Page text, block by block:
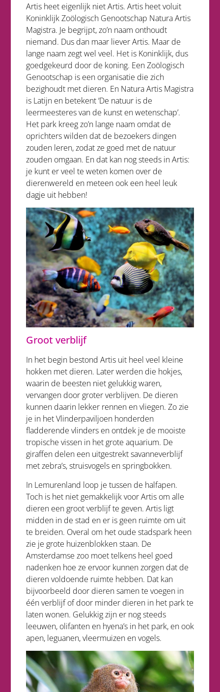
Artis heet eigenlijk niet Artis. Artis heet voluit
Koninklijk Zoölogisch Genootschap Natura Artis
Magistra. Je begrijpt, zo’n naam onthoudt
niemand. Dus dan maar liever Artis. Maar de
lange naam zegt wel veel. Het is Koninklijk, dus
goedgekeurd door de koning. Een Zoölogisch
Genootschap is een organisatie die zich
bezighoudt met dieren. En Natura Artis Magistra
is Latijn en betekent ‘De natuur is de
leermeesteres van de kunst en wetenschap’.
Het park kreeg zo’n lange naam omdat de
oprichters wilden dat de bezoekers dingen
zouden leren, zodat ze goed met de natuur
zouden omgaan. En dat kan nog steeds in Artis:
je kunt er veel te weten komen over de
dierenwereld en meteen ook een heel leuk
dagje uit hebben!
Groot verblijf
In het begin bestond Artis uit heel veel kleine
hokken met dieren. Later werden die hokjes,
waarin de beesten niet gelukkig waren,
vervangen door groter verblijven. De dieren
kunnen daarin lekker rennen en vliegen. Zo zie
je in het Vlinderpaviljoen honderden
fladderende vlinders en ontdek je de mooiste
tropische vissen in het grote aquarium. De
giraffen delen een uitgestrekt savanneverblijf
met zebra’s, struisvogels en springbokken.
In Lemurenland loop je tussen de halfapen.
Toch is het niet gemakkelijk voor Artis om alle
dieren een groot verblijf te geven. Artis ligt
midden in de stad en er is geen ruimte om uit
te breiden. Overal om het oude stadspark heen
zie je grote huizenblokken staan. De
Amsterdamse zoo moet telkens heel goed
nadenken hoe ze ervoor kunnen zorgen dat de
dieren voldoende ruimte hebben. Dat kan
bijvoorbeeld door dieren samen te voegen in
één verblijf of door minder dieren in het park te
laten wonen. Gelukkig zijn er nog steeds
leeuwen, olifanten en hyena’s in het park, en ook
apen, leguanen, vleermuizen en vogels.